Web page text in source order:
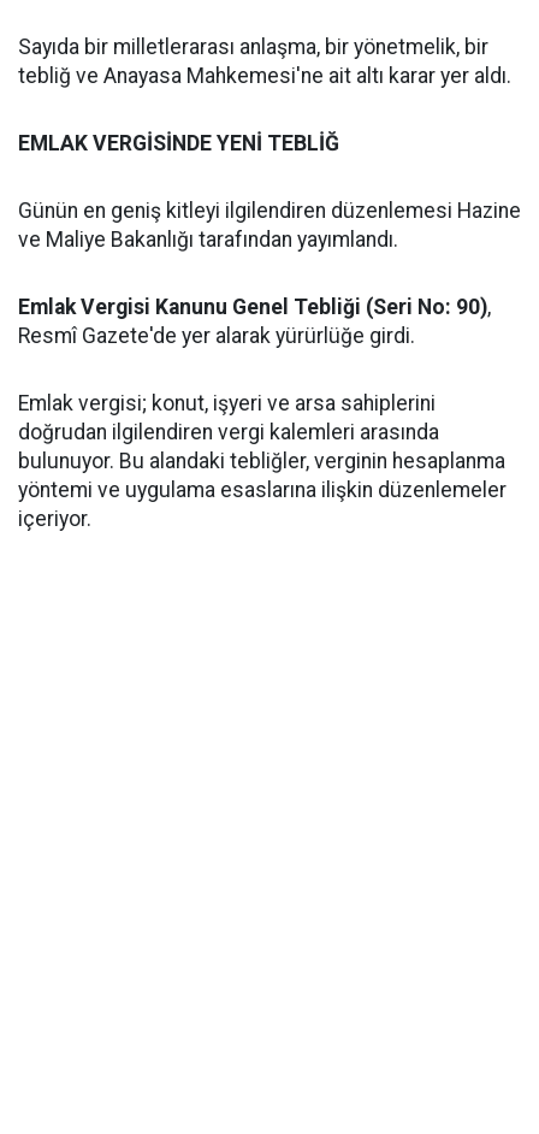
Sayıda bir milletlerarası anlaşma, bir yönetmelik, bir
tebliğ ve Anayasa Mahkemesi'ne ait altı karar yer aldı.
EMLAK VERGİSİNDE YENİ TEBLİĞ
Günün en geniş kitleyi ilgilendiren düzenlemesi Hazine
ve Maliye Bakanlığı tarafından yayımlandı.
Emlak Vergisi Kanunu Genel Tebliği (Seri No: 90),
Resmî Gazete'de yer alarak yürürlüğe girdi.
Emlak vergisi; konut, işyeri ve arsa sahiplerini
doğrudan ilgilendiren vergi kalemleri arasında
bulunuyor. Bu alandaki tebliğler, verginin hesaplanma
yöntemi ve uygulama esaslarına ilişkin düzenlemeler
içeriyor.